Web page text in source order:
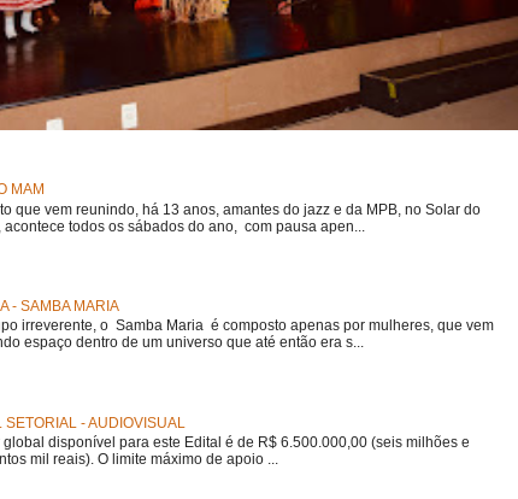
MAM
que vem reunindo, há 13 anos, amantes do jazz e da MPB, no Solar do
acontece todos os sábados do ano, com pausa apen...
- SAMBA MARIA
irreverente, o Samba Maria é composto apenas por mulheres, que vem
espaço dentro de um universo que até então era s...
SETORIAL - AUDIOVISUAL
global disponível para este Edital é de R$ 6.500.000,00 (seis milhões e
mil reais). O limite máximo de apoio ...